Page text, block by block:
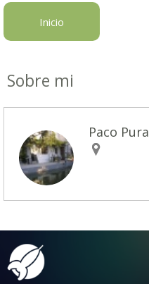
Inicio
Sobre mi
Paco Pura